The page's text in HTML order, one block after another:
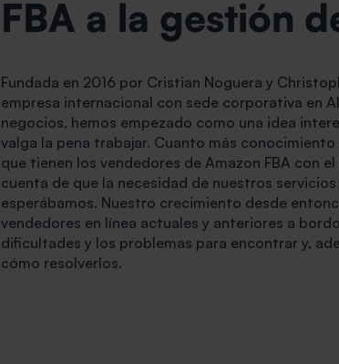
FBA a la gestión
Fundada en 2016 por Cristian Noguera y
empresa internacional con sede corporativa en
negocios, hemos empezado como una idea
valga la pena trabajar. Cuanto más
que tienen los vendedores de Amazon FBA con
cuenta de que la necesidad de nuestros
esperábamos. Nuestro crecimiento desde
vendedores en línea actuales y anteriores a
dificultades y los problemas para encontrar y,
cómo resolverlos.